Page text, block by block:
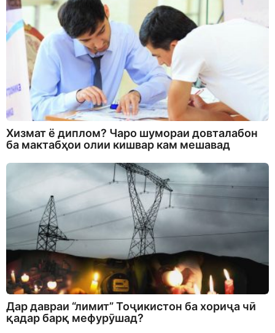
Хизмат ё диплом? Чаро шумораи довталабон
ба мактабҳои олии кишвар кам мешавад
Дар давраи “лимит” Тоҷикистон ба хориҷа чӣ
қадар барқ мефурӯшад?